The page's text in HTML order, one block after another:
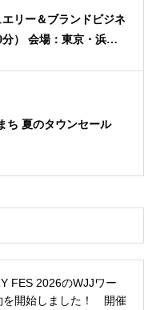
リー＆ブランドビジネ
） 会場：東京・浜松
ち 夏のタウンセール
FES 2026のWJJワー
を開始しました！ 開催